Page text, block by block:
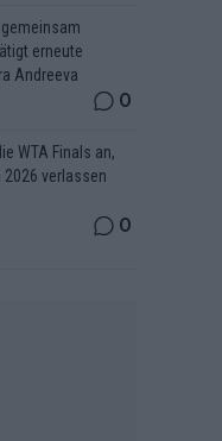
erneute
Andreeva
0
WTA Finals an,
2026 verlassen
0